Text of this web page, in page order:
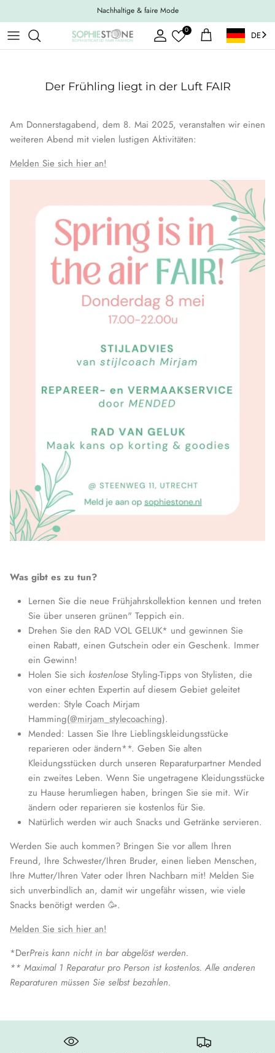
Nachhaltige & faire Mode
Konto
0
Einkaufswagen DE
Der Frühling liegt in der Luft FAIR
Am Donnerstagabend, dem 8. Mai 2025, veranstalten wir einen
weiteren Abend mit vielen lustigen Aktivitäten:
Melden Sie sich hier an!
Was gibt es zu tun?
Lernen Sie die neue Frühjahrskollektion kennen und treten
Sie über unseren grünen" Teppich ein.
Drehen Sie den RAD VOL GELUK* und gewinnen Sie
einen Rabatt, einen Gutschein oder ein Geschenk. Immer
ein Gewinn!
Holen Sie sich kostenlose Styling-Tipps von Stylisten, die
von einer echten Expertin auf diesem Gebiet geleitet
werden: Style Coach Mirjam
Hamming(@mirjam_stylecoaching).
Mended: Lassen Sie Ihre Lieblingskleidungsstücke
reparieren oder ändern**. Geben Sie alten
Kleidungsstücken durch unseren Reparaturpartner Mended
ein zweites Leben. Wenn Sie ungetragene Kleidungsstücke
zu Hause herumliegen haben, bringen Sie sie mit. Wir
ändern oder reparieren sie kostenlos für Sie.
Natürlich werden wir auch Snacks und Getränke servieren.
Werden Sie auch kommen? Bringen Sie vor allem Ihren
Freund, Ihre Schwester/Ihren Bruder, einen lieben Menschen,
Ihre Mutter/Ihren Vater oder Ihren Nachbarn mit! Melden Sie
sich unverbindlich an, damit wir ungefähr wissen, wie viele
Snacks benötigt werden 🥳.
Melden Sie sich hier an!
*DerPreis kann nicht in bar abgelöst werden.
** Maximal 1 Reparatur pro Person ist kostenlos. Alle anderen
Reparaturen müssen Sie selbst bezahlen.